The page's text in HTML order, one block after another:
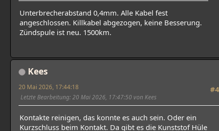
Unterbrecherabstand 0,4mm. Alle Kabel fest
angeschlossen. Killkabel abgezogen, keine Besserung.
Zündspule ist neu. 1500km.
Kees
#4
20 Mai 2026, 17:44:18
Letzte Bearbeitung: 20 Mai 2026, 17:47:50 von Kees
Kontakte reinigen, das konnte es auch sein. Oder ein
Kurzschluss beim Kontakt. Da gibt es die Kunststof Hüle